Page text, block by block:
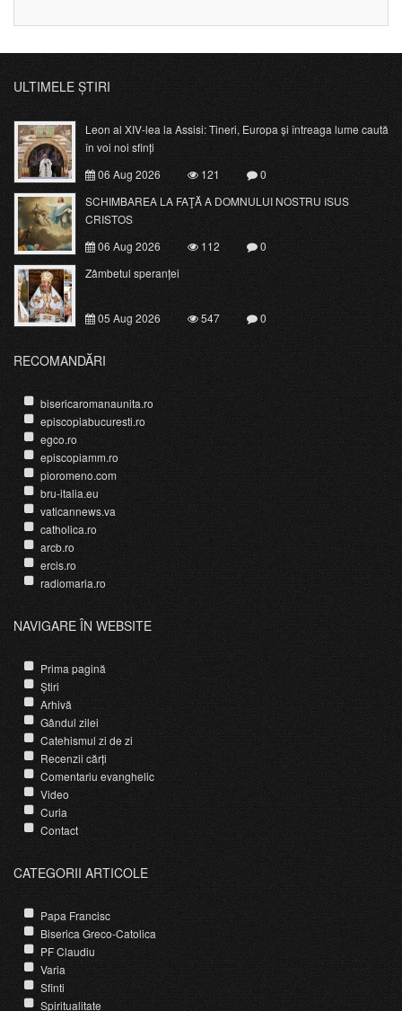
ULTIMELE ȘTIRI
Leon al XIV-lea la Assisi: Tineri, Europa și întreaga lume caută
în voi noi sfinți
06 Aug 2026
121
0
SCHIMBAREA LA FAŢĂ A DOMNULUI NOSTRU ISUS
CRISTOS
06 Aug 2026
112
0
Zâmbetul speranței
05 Aug 2026 547 0
RECOMANDĂRI
bisericaromanaunita.ro
episcopiabucuresti.ro
egco.ro
episcopiamm.ro
pioromeno.com
bru-italia.eu
vaticannews.va
catholica.ro
arcb.ro
ercis.ro
radiomaria.ro
NAVIGARE ÎN WEBSITE
Prima pagină
Știri
Arhivă
Gândul zilei
Catehismul zi de zi
Recenzii cărți
Comentariu evanghelic
Video
Curia
Contact
CATEGORII ARTICOLE
Papa Francisc
Biserica Greco-Catolica
PF Claudiu
Varia
Sfinti
Spiritualitate